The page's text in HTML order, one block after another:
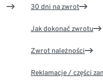
30 dni na zwrot
Jak dokonać zwrotu
Zwrot należności
Reklamacje / części